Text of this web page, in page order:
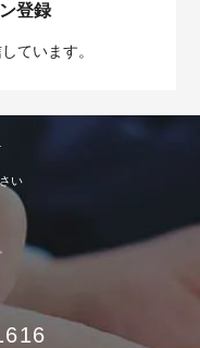
登録
ています。
い